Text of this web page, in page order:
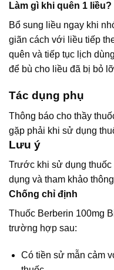
Làm gì khi quên 1 liều?
Bổ sung liều ngay khi
giãn cách với liều tiếp
quên và tiếp tục lịch
để bù cho liều đã bị bỏ
Tác dụng phụ
Thông báo cho thầy
gặp phải khi sử dụng
Lưu ý
Trước khi sử dụng
dụng và tham khảo
Chống chỉ định
Thuốc Berberin 100mg
trường hợp sau:
Có tiền sử mẫn cảm